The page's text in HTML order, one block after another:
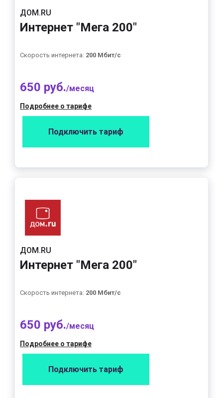
ДОМ.RU
Интернет "Мега 200"
Скорость интернета: 200 Мбит/с
650 руб./месяц
Подробнее о тарифе
Подключить тариф
ДОМ.RU
Интернет "Мега 200"
Скорость интернета: 200 Мбит/с
650 руб./месяц
Подробнее о тарифе
Подключить тариф